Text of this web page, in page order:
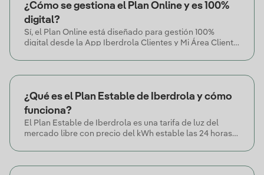
¿Cómo se gestiona el Plan Online y es 100%
digital?
Sí, el Plan Online está diseñado para gestión 100%
digital desde la App Iberdrola Clientes y Mi Área Cliente.
o gestión.
¿Qué es el Plan Estable de Iberdrola y cómo
funciona?
El Plan Estable de Iberdrola es una tarifa de luz del
mercado libre con precio del kWh estable las 24 horas
consumo durante los 12 primeros meses, no tiene